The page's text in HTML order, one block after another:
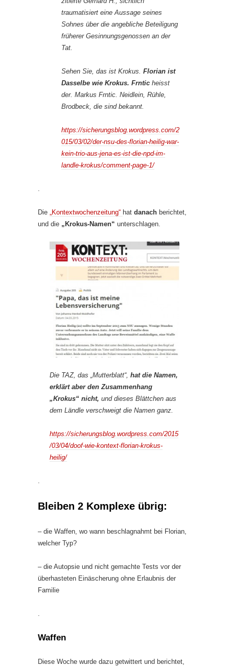
traumatisiert eine Aussage seines
Sohnes über die angebliche Beteiligung
früherer Gesinnungsgenossen an der
Tat.
Sehen Sie, das ist Krokus. Florian ist
Dasselbe wie Krokus. Frntic heisst
der. Markus Frntic. Neidlein, Rühle,
Brodbeck, die sind bekannt.
https://sicherungsblog.wordpress.com/2
015/03/02/der-nsu-des-florian-heilig-war-
kein-trio-aus-jena-es-ist-die-npd-im-
landle-krokus/comment-page-1/
.
Die „Kontextwochenzeitung“ hat danach berichtet,
und die „Krokus-Namen“ unterschlagen.
Die TAZ, das „Mutterblatt“, hat die Namen,
erklärt aber den Zusammenhang
„Krokus“ nicht, und dieses Blättchen aus
dem Ländle verschweigt die Namen ganz.
https://sicherungsblog.wordpress.com/2015
/03/04/doof-wie-kontext-florian-krokus-
heilig/
.
Bleiben 2 Komplexe übrig:
– die Waffen, wo wann beschlagnahmt bei Florian,
welcher Typ?
– die Autopsie und nicht gemachte Tests vor der
überhasteten Einäscherung ohne Erlaubnis der
Familie
.
Waffen
Diese Woche wurde dazu getwittert und berichtet,